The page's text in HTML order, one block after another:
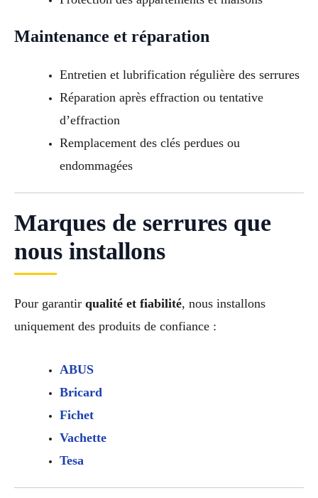
Maintenance et réparation
Entretien et lubrification régulière des serrures
Réparation après effraction ou tentative
d’effraction
Remplacement des clés perdues ou
endommagées
Marques de serrures que
nous installons
Pour garantir qualité et fiabilité, nous installons
uniquement des produits de confiance :
ABUS
Bricard
Fichet
Vachette
Tesa